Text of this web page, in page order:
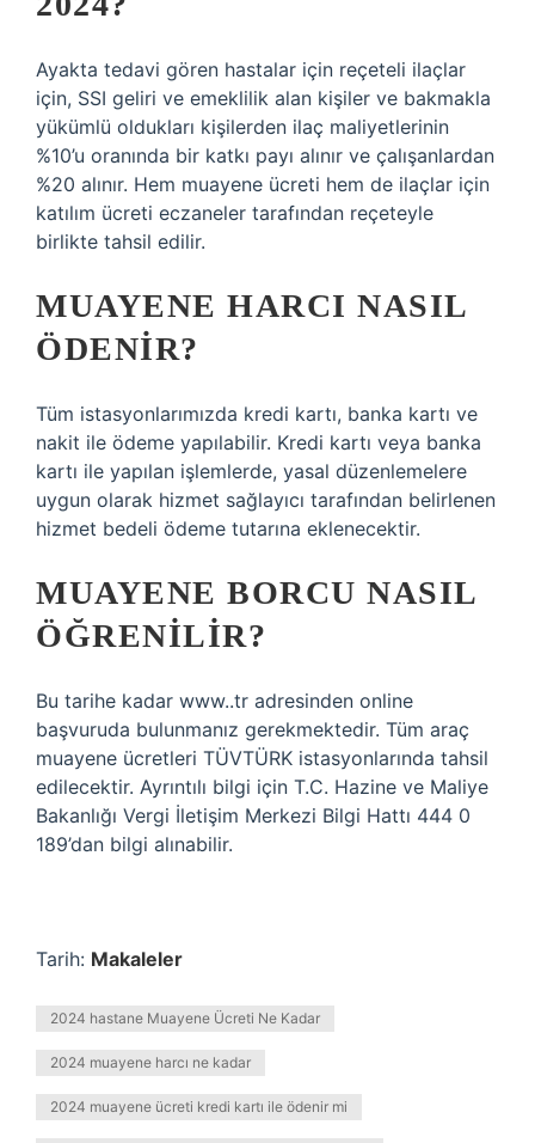
Ayakta tedavi gören hastalar için reçeteli ilaçlar
için, SSI geliri ve emeklilik alan kişiler ve bakmakla
yükümlü oldukları kişilerden ilaç maliyetlerinin
%10’u oranında bir katkı payı alınır ve çalışanlardan
%20 alınır. Hem muayene ücreti hem de ilaçlar için
katılım ücreti eczaneler tarafından reçeteyle
birlikte tahsil edilir.
MUAYENE HARCI NASIL
ÖDENIR?
Tüm istasyonlarımızda kredi kartı, banka kartı ve
nakit ile ödeme yapılabilir. Kredi kartı veya banka
kartı ile yapılan işlemlerde, yasal düzenlemelere
uygun olarak hizmet sağlayıcı tarafından belirlenen
hizmet bedeli ödeme tutarına eklenecektir.
MUAYENE BORCU NASIL
ÖĞRENILIR?
Bu tarihe kadar www..tr adresinden online
başvuruda bulunmanız gerekmektedir. Tüm araç
muayene ücretleri TÜVTÜRK istasyonlarında tahsil
edilecektir. Ayrıntılı bilgi için T.C. Hazine ve Maliye
Bakanlığı Vergi İletişim Merkezi Bilgi Hattı 444 0
189’dan bilgi alınabilir.
Tarih: Makaleler
2024 hastane Muayene Ücreti Ne Kadar
2024 muayene harcı ne kadar
2024 muayene ücreti kredi kartı ile ödenir mi